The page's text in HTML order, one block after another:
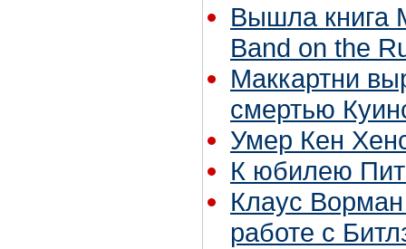
Вышла книга
Band on the
Маккартни
смертью
Умер Кен
К юбилею
Клаус
работе с